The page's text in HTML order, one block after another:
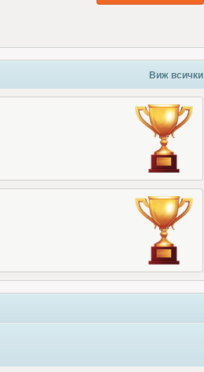
Виж всички